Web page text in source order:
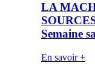
LA
Semaine
En savoir +